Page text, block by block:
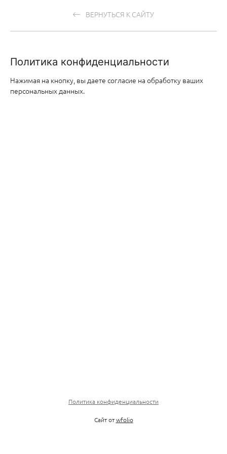
ВЕРНУТЬСЯ К САЙТУ
Политика конфиденциальности
Нажимая на кнопку, вы даете согласие на обработку ваших
персональных данных.
Политика конфиденциальности
Сайт отwfolio